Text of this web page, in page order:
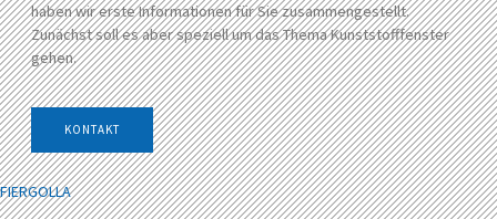
FIERGOLLA
haben wir erste Informationen für Sie zusammengestellt.
Zunächst soll es aber speziell um das Thema Kunststofffenster
gehen.
KONTAKT